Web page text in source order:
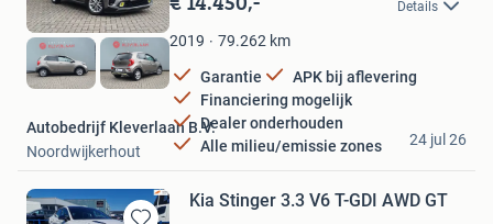
Mijn
Favorieten
Details
2019 79.262 km
Garantie
APK bij aflevering
Financiering mogelijk
Dealer onderhouden
Alle milieu/emissie zones
Autobedrijf Kleverlaan B.V.
Noordwijkerhout
24 jul 26
Kia Stinger 3.3 V6 T-GDI AWD GT